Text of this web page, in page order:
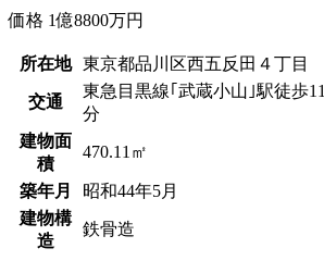
価格 1億8800万円
所在地 東京都品川区西五反田４丁目
交通
東急目黒線｢武蔵小山｣駅徒歩11
分
建物面
積
470.11㎡
築年月
昭和44年5月
建物構
造
鉄骨造